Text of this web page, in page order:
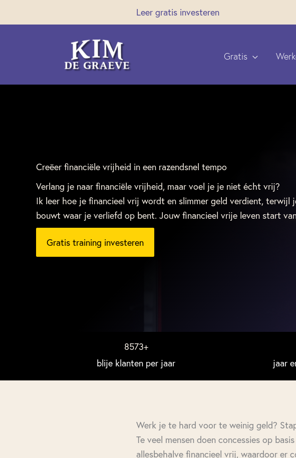
Leer gratis investeren
Gratis
Creëer financiële vrijheid in een razendsnel tempo
Verlang je naar financiële vrijheid, maar voel je je niet écht vrij?
Ik leer hoe je financieel vrij wordt en slimmer geld verdient, terwijl
bouwt waar je verliefd op bent. Jouw financieel vrije leven start
Gratis training investeren
8573+
blije klanten per jaar
jaar
Werk je te hard voor te weinig geld?
Te veel mensen doen concessies op
allesbehalve financieel vrij, waardoor er